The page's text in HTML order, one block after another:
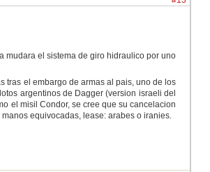
mudara el sistema de giro hidraulico por uno
tras el embargo de armas al pais, uno de los
argentinos de Dagger (version israeli del
el misil Condor, se cree que su cancelacion
equivocadas, lease: arabes o iranies.